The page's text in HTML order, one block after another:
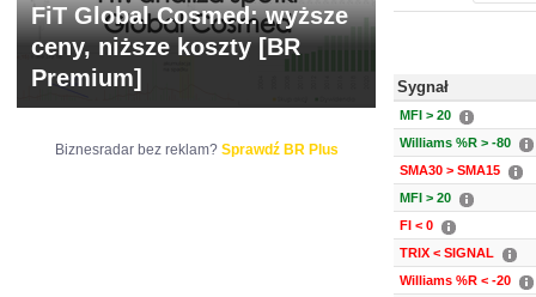
Sygnał
MFI > 20
Williams %R > -80
SMA30 > SMA15
MFI > 20
FI < 0
TRIX < SIGNAL
Williams %R < -20
FiT Global Cosmed: wyższe
ceny, niższe koszty [BR
Premium]
Biznesradar bez reklam? Sprawdź BR Plus